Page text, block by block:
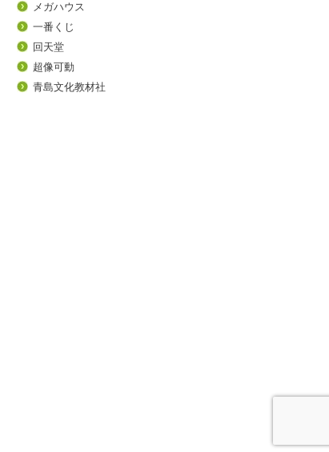
メガハウス
一番くじ
回天堂
超像可動
青島文化教材社